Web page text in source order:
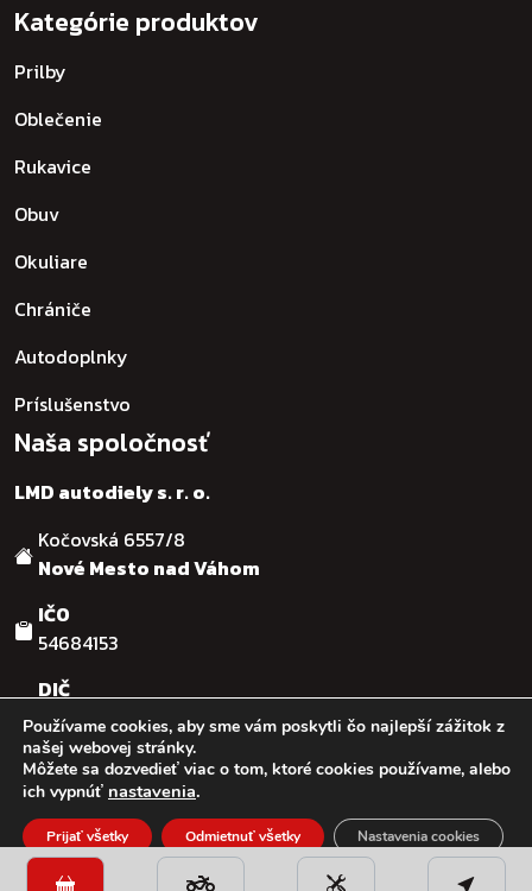
Kategórie produktov
Prilby
Oblečenie
Rukavice
Obuv
Okuliare
Chrániče
Autodoplnky
Príslušenstvo
Naša spoločnosť
LMD autodiely s. r. o.
Kočovská 6557/8
Nové Mesto nad Váhom
IČO
54684153
DIČ
SK2121755482
© :: 2026:: LMD autodiely s.r.o. :: Design & code by:Ľuboš
Kaššovic - RGFcreative
Používame cookies, aby sme vám poskytli čo najlepší zážitok z
našej webovej stránky.
Môžete sa dozvedieť viac o tom, ktoré cookies používame, alebo
ich vypnúť nastavenia.
Prijať všetky Odmietnuť všetky Nastavenia cookies
Close GDPR Cookie Banner